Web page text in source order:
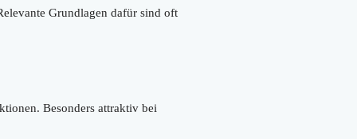
Grundlagen dafür sind oft
Besonders attraktiv bei